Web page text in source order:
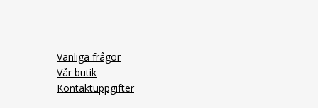
Vanliga frågor
Vår butik
Kontaktuppgifter